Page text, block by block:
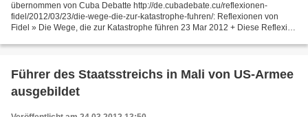
übernommen von Cuba Debatte http://de.cubadebate.cu/reflexionen-
fidel/2012/03/23/die-wege-die-zur-katastrophe-fuhren/: Reflexionen von
Fidel » Die Wege, die zur Katastrophe führen 23 Mar 2012 + Diese Reflexion
Führer des Staatsstreichs in Mali von US-Armee
ausgebildet